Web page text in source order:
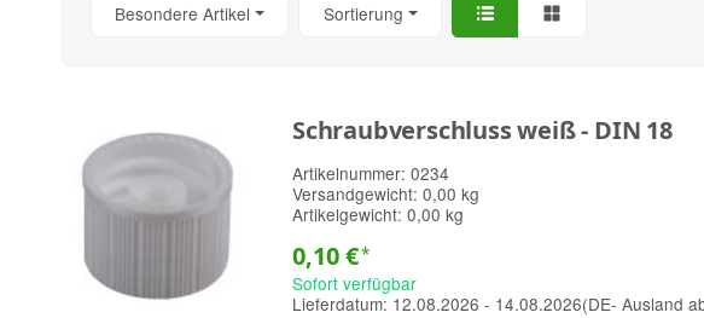
Besondere Artikel Sortierung
Schraubverschluss weiß - DIN 18
Artikelnummer: 0234
Versandgewicht: 0,00 kg
Artikelgewicht: 0,00 kg
0,10 €*
Sofort verfügbar
Lieferdatum: 12.08.2026 - 14.08.2026(DE- Ausland